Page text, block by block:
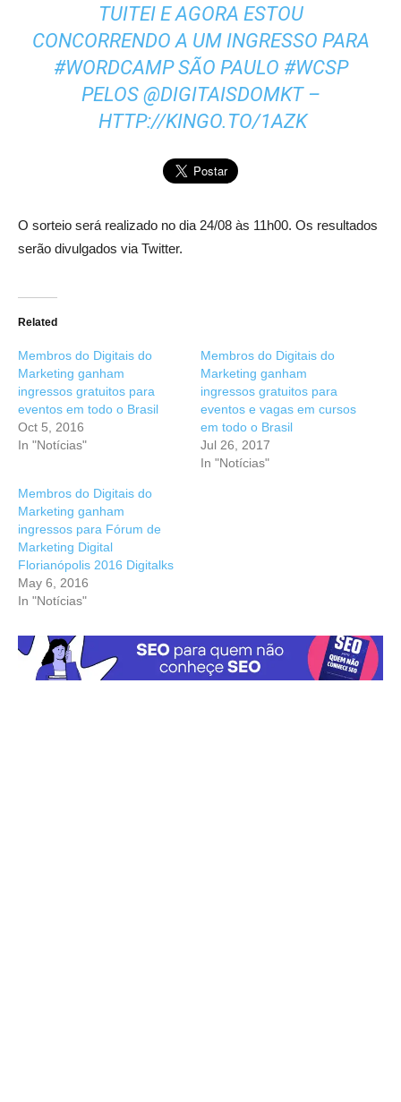
TUITEI E AGORA ESTOU
CONCORRENDO A UM INGRESSO PARA
#WORDCAMP SÃO PAULO #WCSP
PELOS @DIGITAISDOMKT –
HTTP://KINGO.TO/1AZK
O sorteio será realizado no dia 24/08 às 11h00. Os resultados
serão divulgados via Twitter.
Related
Membros do Digitais do
Marketing ganham
ingressos gratuitos para
eventos em todo o Brasil
Oct 5, 2016
In "Notícias"
Membros do Digitais do
Marketing ganham
ingressos gratuitos para
eventos e vagas em cursos
em todo o Brasil
Jul 26, 2017
In "Notícias"
Membros do Digitais do
Marketing ganham
ingressos para Fórum de
Marketing Digital
Florianópolis 2016 Digitalks
May 6, 2016
In "Notícias"